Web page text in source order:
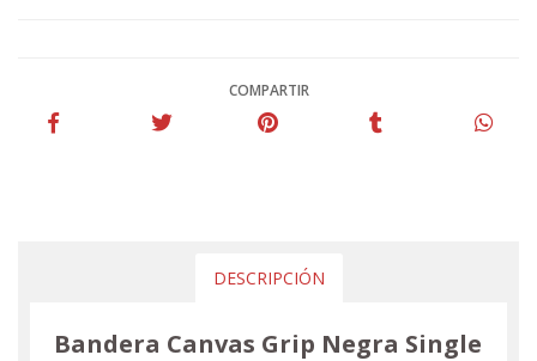
COMPARTIR
DESCRIPCIÓN
Bandera Canvas Grip Negra Single